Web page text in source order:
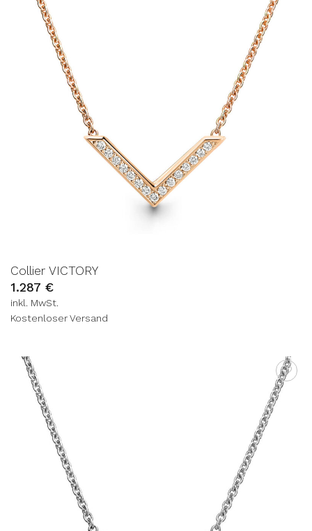
WUNSCHLISTE
Collier VICTORY
1.287 €
inkl. MwSt.
Kostenloser Versand
WUNSCHLISTE